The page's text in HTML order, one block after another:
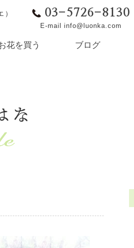
03-5726-8130
E-mail info@luonka.com
花を買う ブログ
な